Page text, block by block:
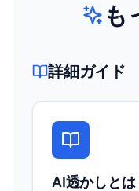
も
詳細ガイド
AI透かしと